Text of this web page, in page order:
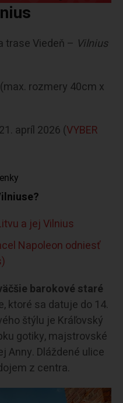
trase Viedeň – Vilnius
rozmery 40cm x
apríl 2026 (VYBER
a jej Vilnius
Napoleon odniesť
barokové staré
ktoré sa datuje do 14.
štýlu je Kráľovský
gotiky, majstrovské
Anny. Dláždené ulice
z centra.